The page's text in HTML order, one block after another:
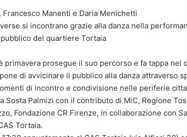
Manenti e Daria Menichetti
si incontrano grazie alla danza nella
del quartiere Tortaia
è primavera prosegue il suo percorso e fa tappa nel
di avvicinare il pubblico alla danza attraverso
di incontro e condivisione nelle periferie
Sosta Palmizi con il contributo di MiC, Regione
Fondazione CR Firenze, in collaborazione con
Tortaia.